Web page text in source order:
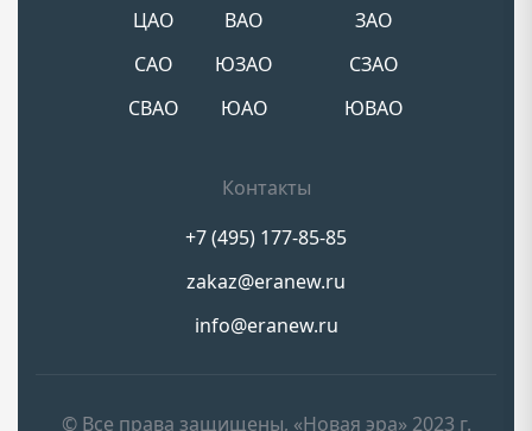
ЦАО
САО
СВАО
ВАО
ЮЗАО
ЮАО
ЗАО
СЗАО
ЮВАО
Контакты
+7 (495) 177-85-85
zakaz@eranew.ru
info@eranew.ru
© Все права защищены, «Новая эра» 2023 г.